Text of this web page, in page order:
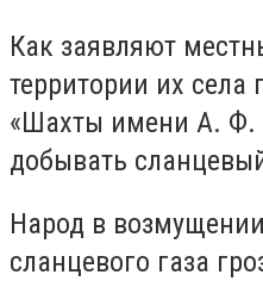
Как заявляют
территории их села
«Шахты имени А. Ф.
добывать
Народ в
сланцевого газа